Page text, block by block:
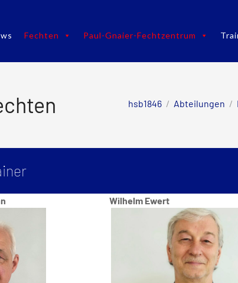
Fechten Paul-Gnaier-Fechtzentrum
hsb1846 / Abteilungen /
Wilhelm Ewert